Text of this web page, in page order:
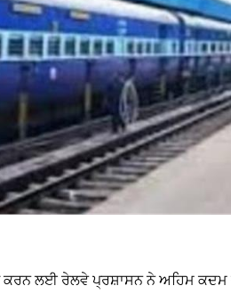
​​ਕਰਨ ਲਈ ਰੇਲਵੇ ਪ੍ਰਸ਼ਾਸਨ ਨੇ ਅਹਿਮ